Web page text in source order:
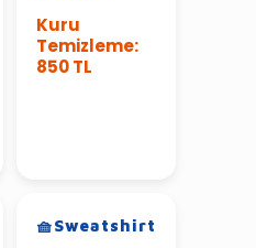
Kuru
Temizleme:
850 TL
Sweatshirt